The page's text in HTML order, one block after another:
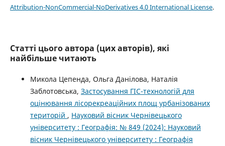
Attribution-NonCommercial-NoDerivatives 4.0 International License.
Статті цього автора (цих авторів), які
найбільше читають
Микола Цепенда, Ольга Данілова, Наталія
Заблотовська, Застосування ГІС-технологій для
оцінювання лісорекреаційних площ урбанізованих
територій , Науковий вісник Чернівецького
університету : Географія: № 849 (2024): Науковий
вісник Чернівецького університету : Географія